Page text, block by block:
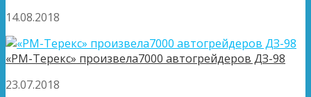
14.08.2018
«РМ-Терекс» произвела7000 автогрейдеров ДЗ-98
23.07.2018